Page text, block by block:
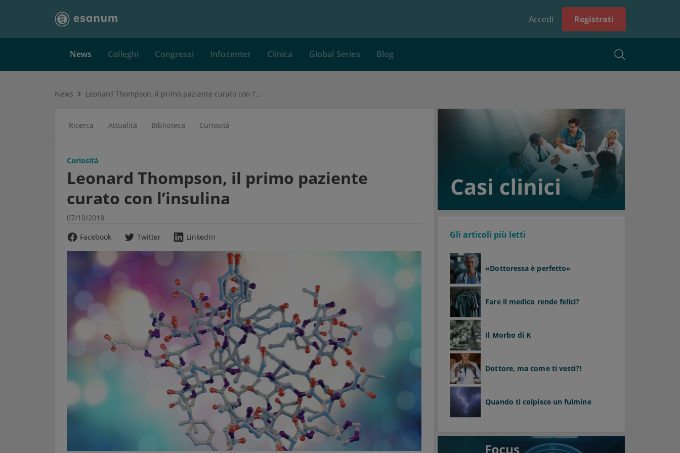
Accedi Registrati
News Colleghi Congressi Infocenter Clinica Global Series Blog
News Leonard Thompson, il primo paziente curato con l’insulina
Ricerca Attualità Biblioteca Curiosità
Curiosità
Leonard Thompson, il primo paziente
curato con l’insulina
07/10/2018
Facebook
Twitter LinkedIn Gli articoli più letti
«Dottoressa è perfetto»
Fare il medico rende felici?
Il Morbo di K
Dottore, ma come ti vesti?!
Quando ti colpisce un fulmine